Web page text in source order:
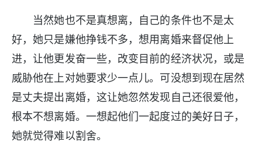
当然她也不是真想离，自己的条件也不是太
好，她只是嫌他挣钱不多，想用离婚来督促他上
进，让他更发奋一些，改变目前的经济状况，或是
威胁他在上对她要求少一点儿。可没想到现在居然
是丈夫提出离婚，这让她忽然发现自己还很爱他，
根本不想离婚。一想起他们一起度过的美好日子，
她就觉得难以割舍。